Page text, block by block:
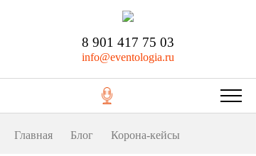
8 901 417 75 03
info@eventologia.ru
Главная Блог Корона-кейсы